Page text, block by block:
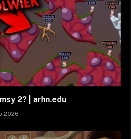
2? | arhn.edu